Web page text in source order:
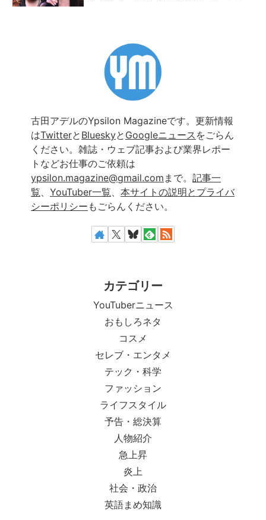
古田アデルのYpsilon Magazineです。更新情報
はTwitterと Blueskyと Googleニュース をごらん
ください。雑誌・ウェブ記事および業界レポー
トなどお仕事のご依頼は
ypsilon.magazine@gmail.com まで。 記事一
覧、 YouTuber一覧、 本サイトの説明とプライバ
シーポリシー もごらんください。
カテゴリー
YouTuberニュース
おもしろネタ
コスメ
セレブ・エンタメ
テック・科学
ファッション
ライフスタイル
予告・総決算
人物紹介
急上昇
炎上
社会・政治
英語まめ知識